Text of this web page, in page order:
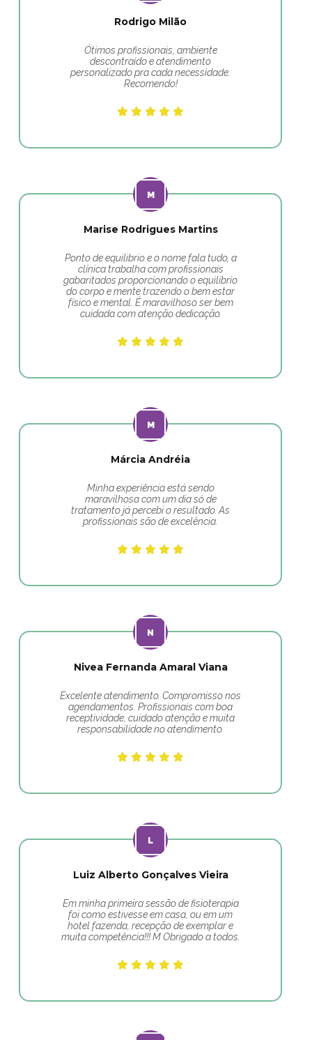
Rodrigo Milão
Ótimos profissionais, ambiente
descontraído e atendimento
personalizado pra cada necessidade.
Recomendo!
Marise Rodrigues Martins
Ponto de equilibrio e o nome fala tudo, a
clínica trabalha com profissionais
gabaritados proporcionando o equilíbrio
do corpo e mente trazendo o bem estar
físico e mental. É maravilhoso ser bem
cuidada com atenção dedicação.
Márcia Andréia
Minha experiência está sendo
maravilhosa com um dia só de
tratamento já percebi o resultado. As
profissionais são de excelência.
Nivea Fernanda Amaral Viana
Excelente atendimento. Compromisso nos
agendamentos. Profissionais com boa
receptividade, cuidado atenção e muita
responsabilidade no atendimento.
Luiz Alberto Gonçalves Vieira
Em minha primeira sessão de fisioterapia
foi como estivesse em casa, ou em um
hotel fazenda, recepção de exemplar e
muita competência!!! M Obrigado a todos.